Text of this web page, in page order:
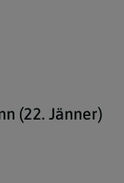
(22. Jänner)